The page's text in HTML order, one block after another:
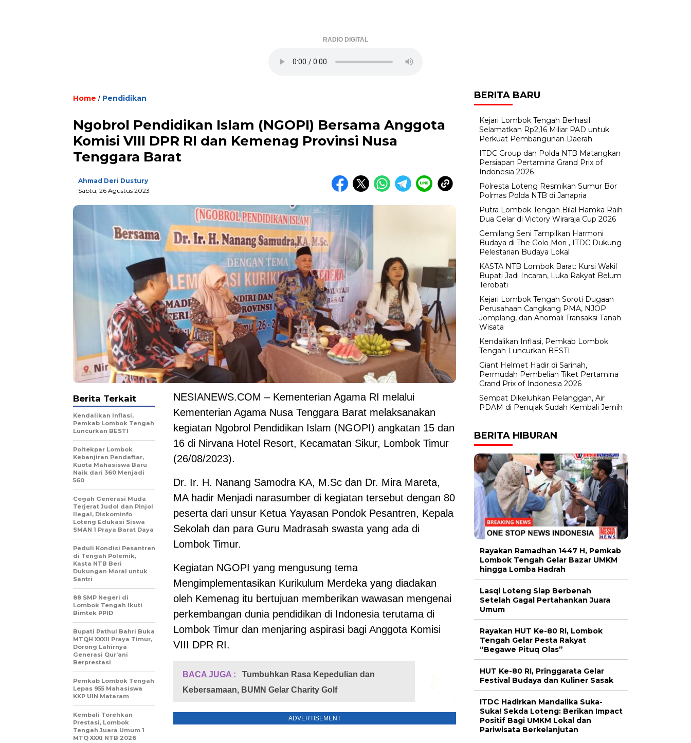
RADIO DIGITAL
Home / Pendidikan
Ngobrol Pendidikan Islam (NGOPI) Bersama Anggota
Komisi VIII DPR RI dan Kemenag Provinsi Nusa
Tenggara Barat
Ahmad Deri Dustury
Sabtu, 26 Agustus 2023
NESIANEWS.COM – Kementerian Agama RI melalui
Kementerian Agama Nusa Tenggara Barat melaksanakan
kegiatan Ngobrol Pendidikan Islam (NGOPI) angkatan 15 dan
16 di Nirvana Hotel Resort, Kecamatan Sikur, Lombok Timur
(26/08/2023).
Dr. Ir. H. Nanang Samodra KA, M.Sc dan Dr. Mira Mareta,
MA hadir Menjadi narasumber di kegiatan tersebut dengan 80
peserta dari unsur Ketua Yayasan Pondok Pesantren, Kepala
Sekolah dan para Guru Madrasah swasta yang ada di
Lombok Timur.
Kegiatan NGOPI yang mengusung tema
Mengimplementasikan Kurikulum Merdeka yang diadakan
oleh Kemenag itu bertujuan memberikan wawasan mengenai
perkembangan dunia pendidikan di Indonesia terutama di
Lombok Timur dan menjaring aspirasi bagi Anggota Komisi
VIII DPR RI.
BACA JUGA :
Tumbuhkan Rasa Kepedulian dan
Kebersamaan, BUMN Gelar Charity Golf
ADVERTISEMENT
Berita Terkait
Kendalikan Inflasi,
Pemkab Lombok Tengah
Luncurkan BESTI
Poltekpar Lombok
Kebanjiran Pendaftar,
Kuota Mahasiswa Baru
Naik dari 360 Menjadi
560
Cegah Generasi Muda
Terjerat Judol dan Pinjol
Ilegal, Diskominfo
Loteng Edukasi Siswa
SMAN 1 Praya Barat Daya
Peduli Kondisi Pesantren
di Tengah Polemik,
Kasta NTB Beri
Dukungan Moral untuk
Santri
88 SMP Negeri di
Lombok Tengah Ikuti
Bimtek PPID
Bupati Pathul Bahri Buka
MTQH XXXII Praya Timur,
Dorong Lahirnya
Generasi Qur’ani
Berprestasi
Pemkab Lombok Tengah
Lepas 955 Mahasiswa
KKP UIN Mataram
Kembali Torehkan
Prestasi, Lombok
Tengah Juara Umum 1
MTQ XXXI NTB 2026
BERITA BARU
Kejari Lombok Tengah Berhasil
Selamatkan Rp2,16 Miliar PAD untuk
Perkuat Pembangunan Daerah
ITDC Group dan Polda NTB Matangkan
Persiapan Pertamina Grand Prix of
Indonesia 2026
Polresta Loteng Resmikan Sumur Bor
Polmas Polda NTB di Janapria
Putra Lombok Tengah Bilal Hamka Raih
Dua Gelar di Victory Wiraraja Cup 2026
Gemilang Seni Tampilkan Harmoni
Budaya di The Golo Mori , ITDC Dukung
Pelestarian Budaya Lokal
KASTA NTB Lombok Barat: Kursi Wakil
Bupati Jadi Incaran, Luka Rakyat Belum
Terobati
Kejari Lombok Tengah Soroti Dugaan
Perusahaan Cangkang PMA, NJOP
Jomplang, dan Anomali Transaksi Tanah
Wisata
Kendalikan Inflasi, Pemkab Lombok
Tengah Luncurkan BESTI
Giant Helmet Hadir di Sarinah,
Permudah Pembelian Tiket Pertamina
Grand Prix of Indonesia 2026
Sempat Dikeluhkan Pelanggan, Air
PDAM di Penujak Sudah Kembali Jernih
BERITA HIBURAN
Rayakan Ramadhan 1447 H, Pemkab
Lombok Tengah Gelar Bazar UMKM
hingga Lomba Hadrah
Lasqi Loteng Siap Berbenah
Setelah Gagal Pertahankan Juara
Umum
Rayakan HUT Ke-80 RI, Lombok
Tengah Gelar Pesta Rakyat
“Begawe Pituq Olas”
HUT Ke-80 RI, Pringgarata Gelar
Festival Budaya dan Kuliner Sasak
ITDC Hadirkan Mandalika Suka-
Suka! Sekda Loteng: Berikan Impact
Positif Bagi UMKM Lokal dan
Pariwisata Berkelanjutan